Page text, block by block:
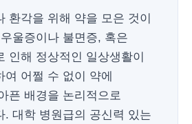
환각을 위해 약을 모은 것이
울증이나 불면증, 혹은
인해 정상적인 일상생활이
여 어쩔 수 없이 약에
픈 배경을 논리적으로
. 대학 병원급의 공신력 있는